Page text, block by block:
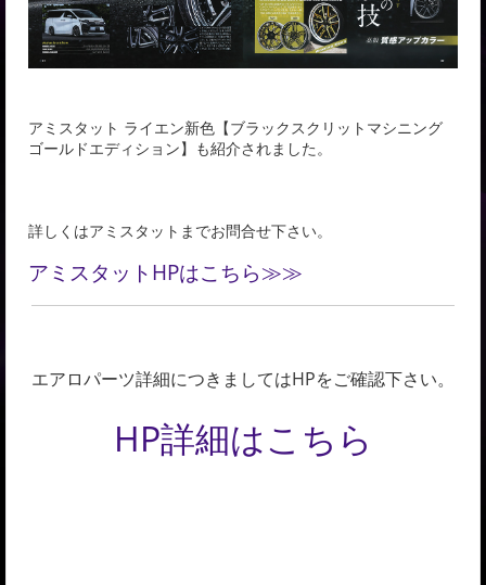
アミスタット ライエン新色【ブラックスクリットマシニング
ゴールドエディション】も紹介されました。
詳しくはアミスタットまでお問合せ下さい。
アミスタットHPはこちら≫≫
エアロパーツ詳細につきましてはHPをご確認下さい。
HP詳細はこちら